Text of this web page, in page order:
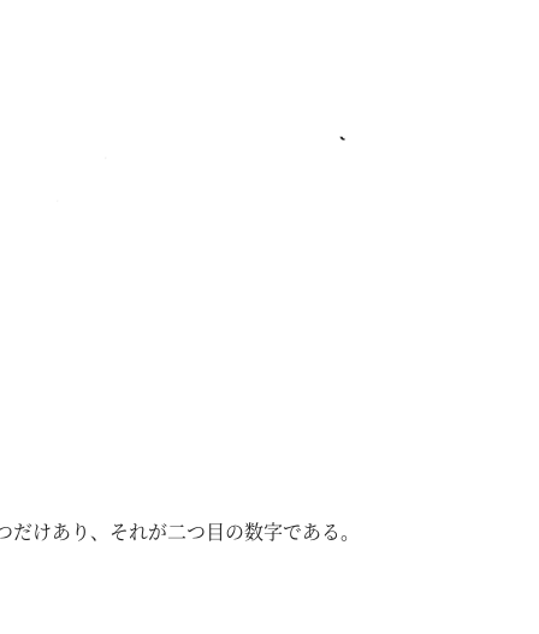
けあり、それが二つ目の数字である。